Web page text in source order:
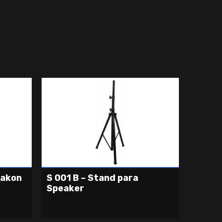
S 001 B – Stand para
Speaker